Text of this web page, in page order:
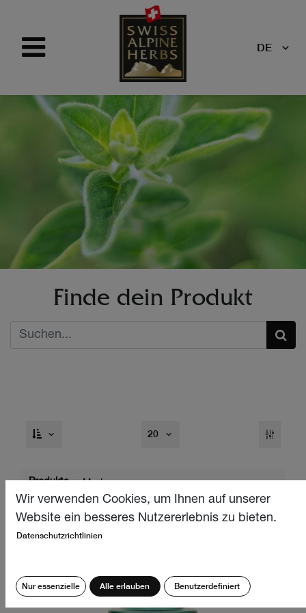
DE
Finde dein Produkt
20
Produkte Marken
Wir verwenden Cookies, um Ihnen auf unserer
Website ein besseres Nutzererlebnis zu bieten.
Datenschutzrichtlinien
Nur essenzielle Alle erlauben Benutzerdefiniert